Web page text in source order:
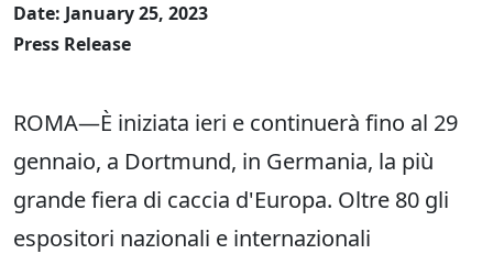
Date: January 25, 2023
Press Release
ROMA—È iniziata ieri e continuerà fino al 29
gennaio, a Dortmund, in Germania, la più
grande fiera di caccia d'Europa. Oltre 80 gli
espositori nazionali e internazionali